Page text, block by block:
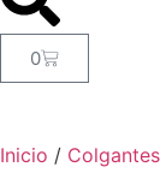
0
Inicio / Colgantes